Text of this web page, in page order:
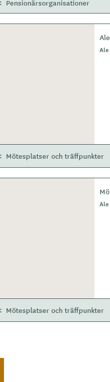
Pensionärsorganisationer
Mötesplatser och träffpunkter
Mötesplatser och träffpunkter